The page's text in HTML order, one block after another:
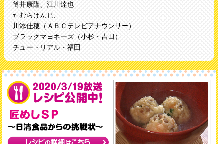
筒井康隆、江川達也
たむらけんじ、
川添佳穂（ＡＢＣテレビアナウンサー）
ブラックマヨネーズ（小杉・吉田）
チュートリアル・福田